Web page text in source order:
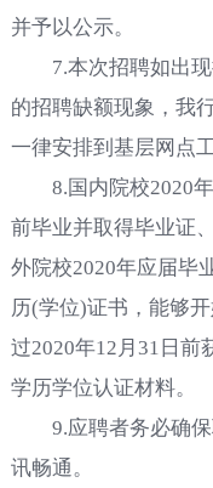
并予以公示。
7.本次招聘如出现
的招聘缺额现象，我
一律安排到基层网点工
8.国内院校2020年
前毕业并取得毕业证
外院校2020年应届毕
历(学位)证书，能够
过2020年12月31日前
学历学位认证材料。
9.应聘者务必确保
讯畅通。